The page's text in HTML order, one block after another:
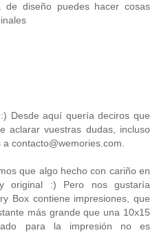
de diseño puedes hacer cosas
Desde aquí quería deciros que
aclarar vuestras dudas, incluso
contacto@wemories.com.
que algo hecho con cariño en
original :) Pero nos gustaría
Box contiene impresiones, que
más grande que una 10x15
para la impresión no es